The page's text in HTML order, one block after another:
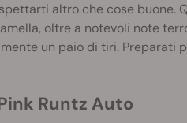
altro che cose buone.
oltre a notevoli note
un paio di tiri. Preparati
Runtz Auto